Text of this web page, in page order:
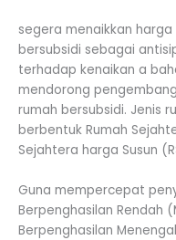
segera menaikkan
bersubsidi sebagai
terhadap kenaikan a
mendorong
rumah bersubsidi. Jenis
berbentuk Rumah
Sejahtera harga Susun
Guna mempercepat
Berpenghasilan Rendah
Berpenghasilan